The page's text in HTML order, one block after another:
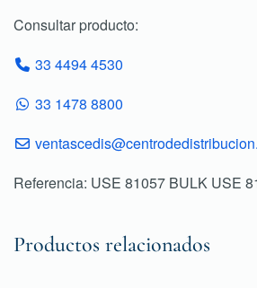
Consultar producto:
33 4494 4530
33 1478 8800
Referencia: USE 81057 BULK USE
Productos relacionados